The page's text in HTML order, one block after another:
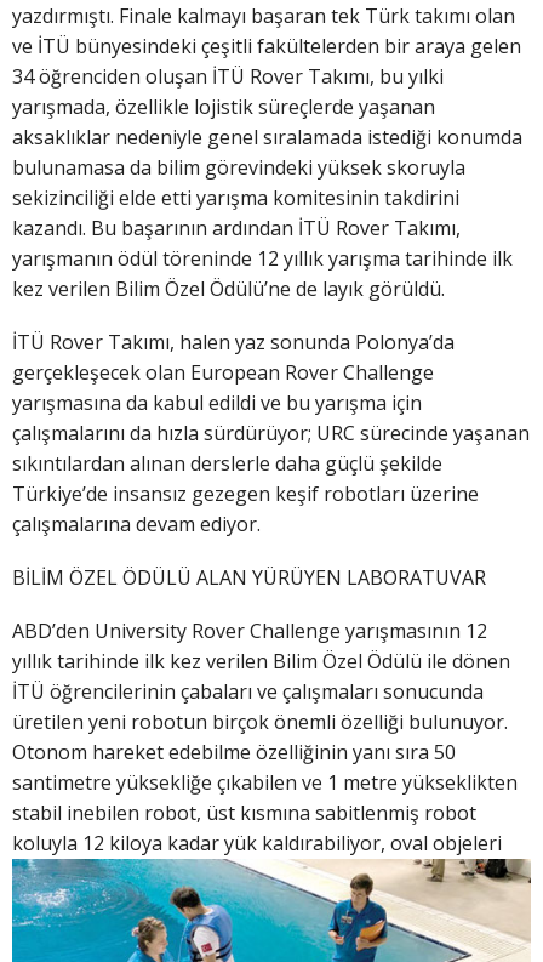
yazdırmıştı. Finale kalmayı başaran tek Türk takımı olan
ve İTÜ bünyesindeki çeşitli fakültelerden bir araya gelen
34 öğrenciden oluşan İTÜ Rover Takımı, bu yılki
yarışmada, özellikle lojistik süreçlerde yaşanan
aksaklıklar nedeniyle genel sıralamada istediği konumda
bulunamasa da bilim görevindeki yüksek skoruyla
sekizinciliği elde etti yarışma komitesinin takdirini
kazandı. Bu başarının ardından İTÜ Rover Takımı,
yarışmanın ödül töreninde 12 yıllık yarışma tarihinde ilk
kez verilen Bilim Özel Ödülü’ne de layık görüldü.
İTÜ Rover Takımı, halen yaz sonunda Polonya’da
gerçekleşecek olan European Rover Challenge
yarışmasına da kabul edildi ve bu yarışma için
çalışmalarını da hızla sürdürüyor; URC sürecinde yaşanan
sıkıntılardan alınan derslerle daha güçlü şekilde
Türkiye’de insansız gezegen keşif robotları üzerine
çalışmalarına devam ediyor.
BİLİM ÖZEL ÖDÜLÜ ALAN YÜRÜYEN LABORATUVAR
ABD’den University Rover Challenge yarışmasının 12
yıllık tarihinde ilk kez verilen Bilim Özel Ödülü ile dönen
İTÜ öğrencilerinin çabaları ve çalışmaları sonucunda
üretilen yeni robotun birçok önemli özelliği bulunuyor.
Otonom hareket edebilme özelliğinin yanı sıra 50
santimetre yüksekliğe çıkabilen ve 1 metre yükseklikten
stabil inebilen robot, üst kısmına sabitlenmiş robot
koluyla 12 kiloya kadar yük kaldırabiliyor, oval objeleri